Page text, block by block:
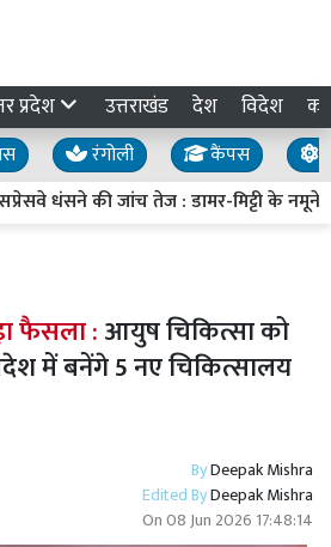
प्रदेश उत्तराखंड देश विदेश
रंगोली कैंपस
धंसने की जांच तेज : डामर-मिट्टी के नमूने
फैसला :आयुष चिकित्सा को
में बनेंगे 5 नए चिकित्सालय
ByDeepak Mishra
Edited ByDeepak Mishra
On08 Jun 2026 17:48:14